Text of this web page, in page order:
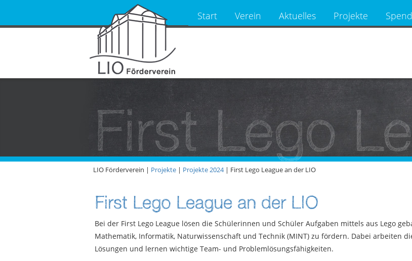
Start Verein Aktuelles Projekte
First Lego
LIO Förderverein | Projekte| Projekte 2024| First Lego League an der LIO
First Lego League an der LIO
Bei der First Lego League lösen die Schülerinnen und Schüler Aufgaben mittels aus Lego
Mathematik, Informatik, Naturwissenschaft und Technik (MINT) zu fördern. Dabei arbeiten
Lösungen und lernen wichtige Team- und Problemlösungsfähigkeiten.